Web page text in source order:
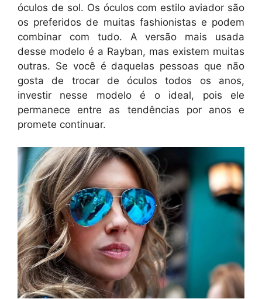
óculos de sol. Os óculos com estilo aviador são
os preferidos de muitas fashionistas e podem
combinar com tudo. A versão mais usada
desse modelo é a Rayban, mas existem muitas
outras. Se você é daquelas pessoas que não
gosta de trocar de óculos todos os anos,
investir nesse modelo é o ideal, pois ele
permanece entre as tendências por anos e
promete continuar.